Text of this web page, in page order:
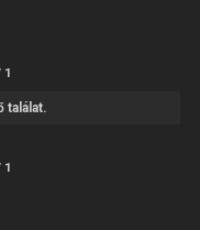
1
találat.
1